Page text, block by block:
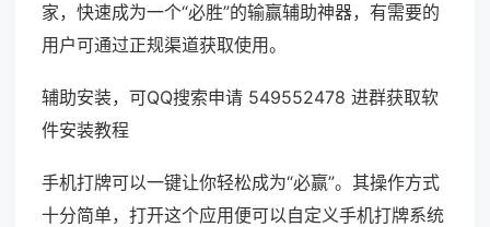
家，快速成为一个“必胜”的输赢辅助神器，有需要的
用户可通过正规渠道获取使用。
辅助安装，可QQ搜索申请 549552478 进群获取软
件安装教程
手机打牌可以一键让你轻松成为“必赢”。其操作方式
十分简单，打开这个应用便可以自定义手机打牌系统